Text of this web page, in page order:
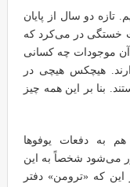
تازه دو سال از پایان
خستگی در می‌کرد که
آن موجودات چه کسانی
هیچکس هیچی در
بنا بر این همه چیز
به دفعات یوفوها
در ژوئیه سال ۱۹۵۲ مجبور می‌شود شخصاً به این
که «ترومن» دفتر